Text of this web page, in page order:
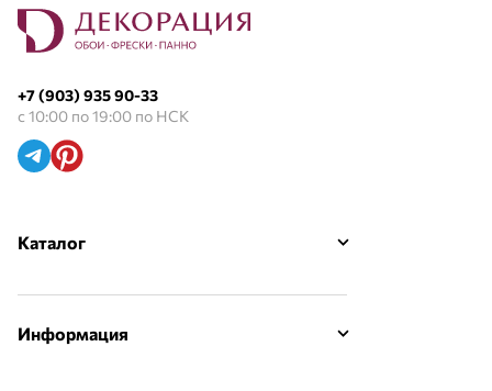
+7 (903) 935 90-33
с 10:00 по 19:00 по НСК
Каталог
Информация